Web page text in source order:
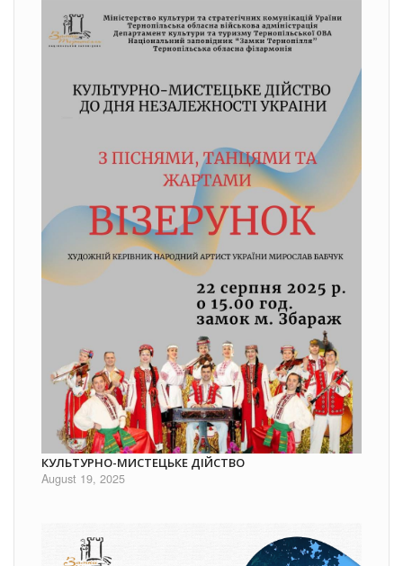
КУЛЬТУРНО-МИСТЕЦЬКЕ ДІЙСТВО
August 19, 2025